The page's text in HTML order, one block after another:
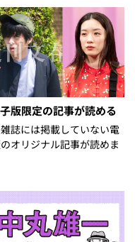
版限定の記事が読める
誌には掲載していない電
オリジナル記事が読めま